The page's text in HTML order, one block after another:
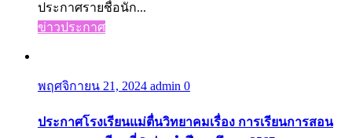
ประกาศรายชื่อนัก...
ข่าวประกาศ
พฤศจิกายน 21, 2024 admin 0
ประกาศโรงเรียนแม่ตื่นวิทยาคมเรื่อง การเรียนการสอน